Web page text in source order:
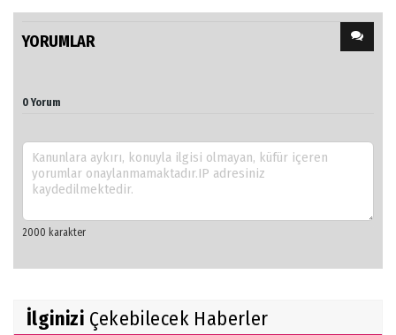
YORUMLAR
0 Yorum
İlginizi Çekebilecek Haberler